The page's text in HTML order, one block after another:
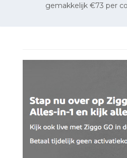
gemakkelijk €73 per